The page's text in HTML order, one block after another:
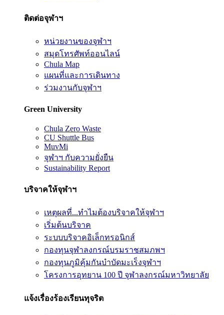
ติดต่อจุฬาฯ
หน่วยงานของจุฬาฯ
สมุดโทรศัพท์ออนไลน์
Chula Map
แผนที่และการเดินทาง
ร่วมงานกับจุฬาฯ
Green University
Chula Zero Waste
CU Shuttle Bus
MuvMi
จุฬาฯ กับความยั่งยืน
Sustainability Report
บริจาคให้จุฬาฯ
เหตุผลที่...ทำไมต้องบริจาคให้จุฬาฯ
เริ่มต้นบริจาค
ระบบบริจาคอิเล็กทรอนิกส์
กองทุนจุฬาลงกรณ์บรมราชสมภพฯ
กองทุนภูมิคุ้มกันบำบัดมะเร็งจุฬาฯ
โครงการอุทยาน 100 ปี จุฬาลงกรณ์มหาวิทยาลัย
แจ้งเรื่องร้องเรียนทุจริต